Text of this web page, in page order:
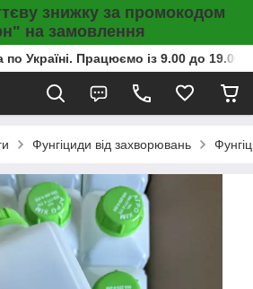
знижку за промокодом
на замовлення
по Україні. Працюємо із 9.00 до
Фунгіциди від захворювань